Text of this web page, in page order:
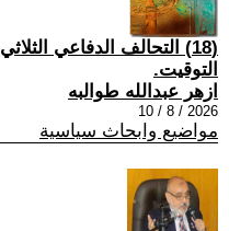
(18) التحالف الدفاعي
التوقيت.
ازهر عبدالله طوالبه
2026 / 8 / 10
مواضيع وابحاث سياسية